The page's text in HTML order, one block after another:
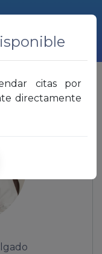
citas por
directamente